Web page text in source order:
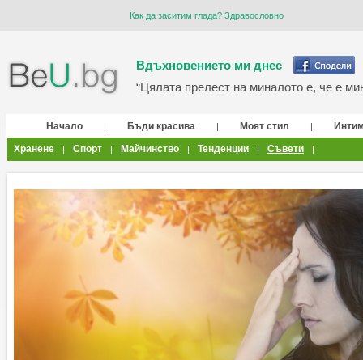
Как да заситим глада? Здравословно
Вдъхновението ми днес
“Цялата прелест на миналото е, че е
Начало | Бъди красива | Моят стил |
Хранене
| Спорт | Майчинство | Тенденции | Съвети |